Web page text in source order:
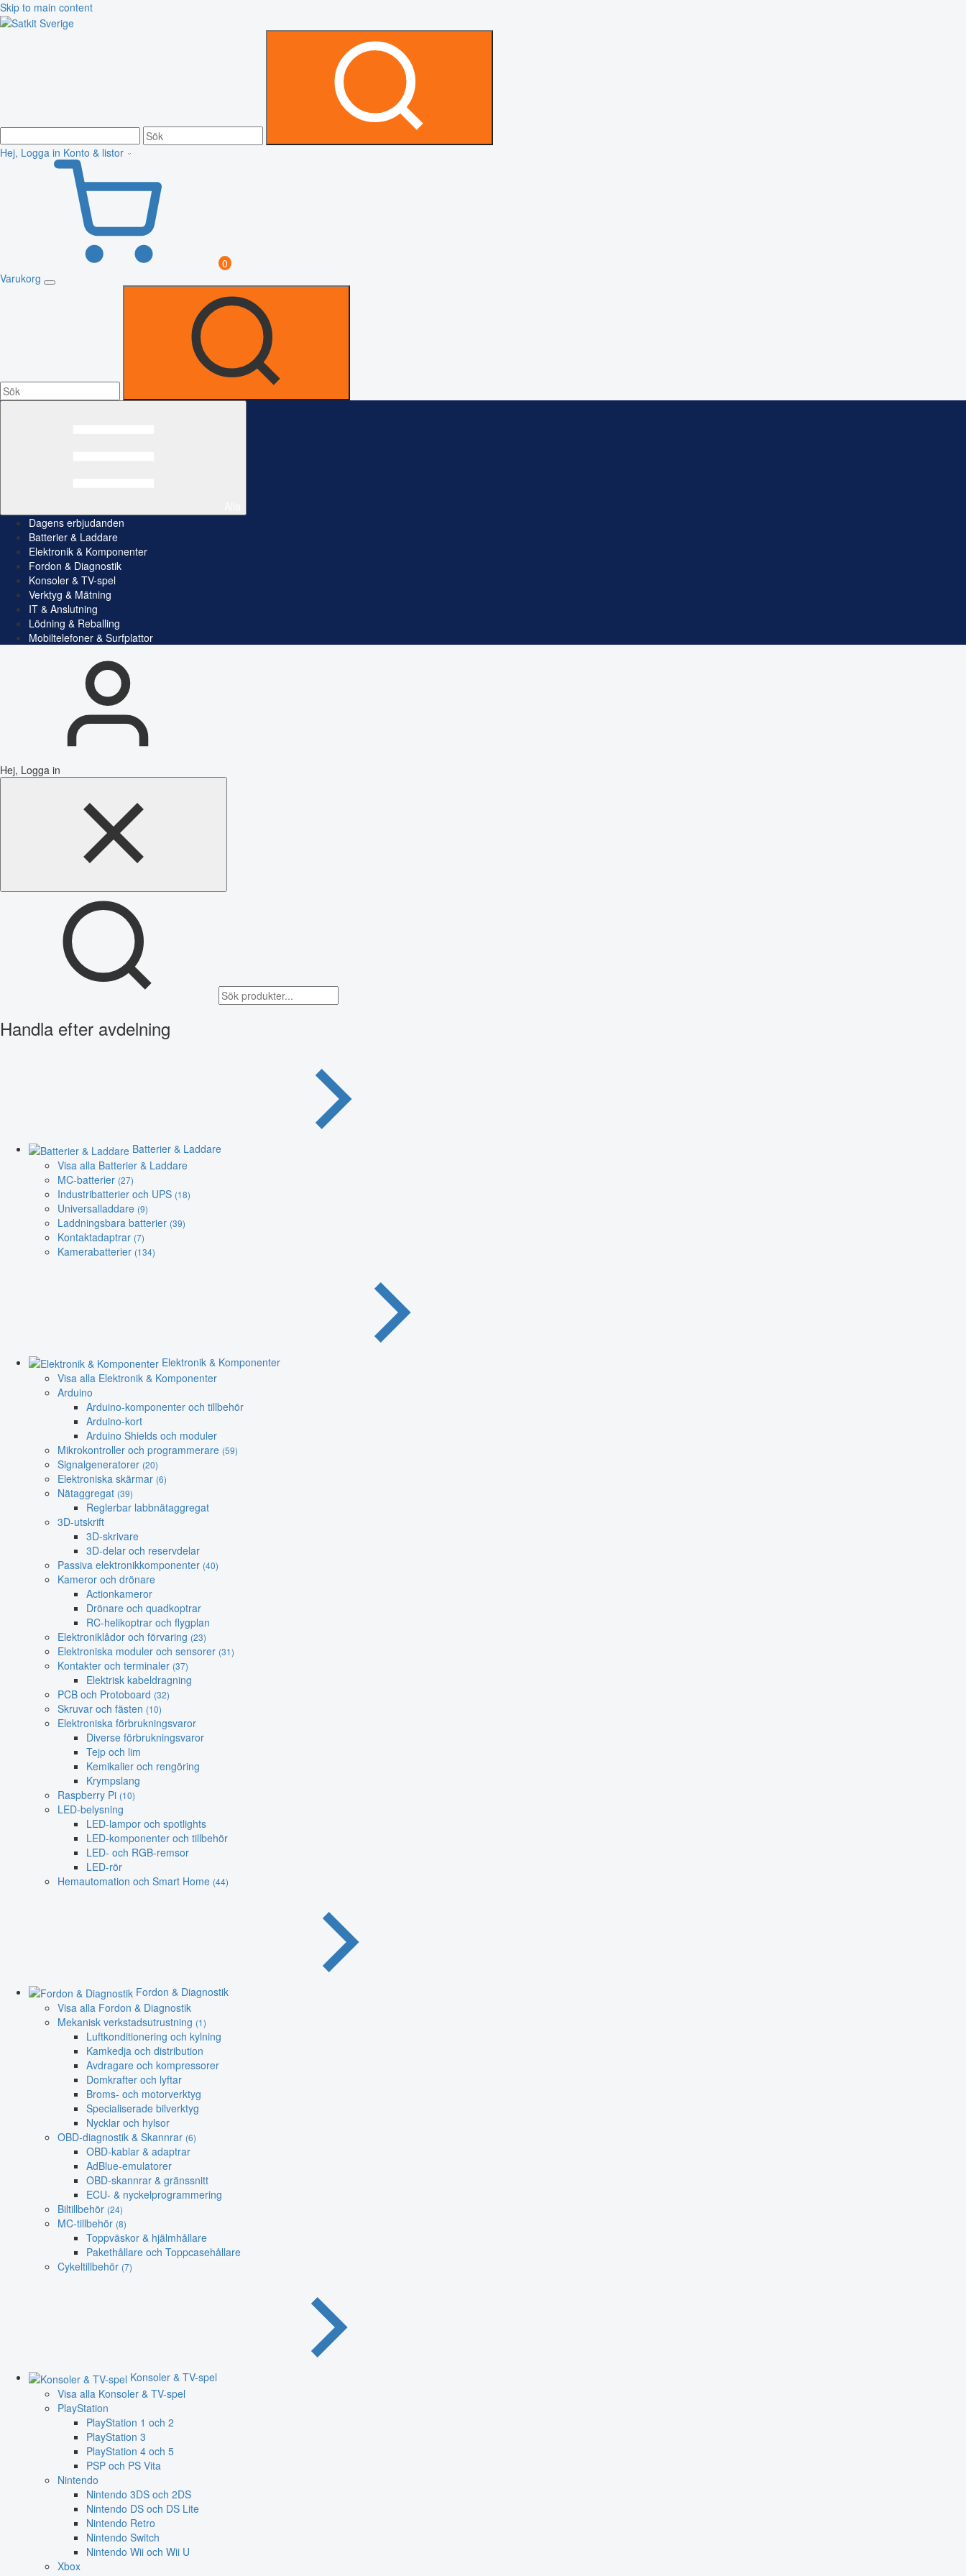
Skip to main content
Hej, Logga in Konto & listor
0
Varukorg
Dagens erbjudanden
Batterier & Laddare
Elektronik & Komponenter
Fordon & Diagnostik
Konsoler & TV-spel
Verktyg & Mätning
IT & Anslutning
Lödning & Reballing
Mobiltelefoner & Surfplattor
Hej, Logga in
Handla efter avdelning
Batterier & Laddare
Visa alla Batterier & Laddare
MC-batterier (27)
Industribatterier och UPS (18)
Universalladdare (9)
Laddningsbara batterier (39)
Kontaktadaptrar (7)
Kamerabatterier (134)
Elektronik & Komponenter
Visa alla Elektronik & Komponenter
Arduino
Arduino-komponenter och tillbehör
Arduino-kort
Arduino Shields och moduler
Mikrokontroller och programmerare (59)
Signalgeneratorer (20)
Elektroniska skärmar (6)
Nätaggregat (39)
Reglerbar labbnätaggregat
3D-utskrift
3D-skrivare
3D-delar och reservdelar
Passiva elektronikkomponenter (40)
Kameror och drönare
Actionkameror
Drönare och quadkoptrar
RC-helikoptrar och flygplan
Elektroniklådor och förvaring (23)
Elektroniska moduler och sensorer (31)
Kontakter och terminaler (37)
Elektrisk kabeldragning
PCB och Protoboard (32)
Skruvar och fästen (10)
Elektroniska förbrukningsvaror
Diverse förbrukningsvaror
Tejp och lim
Kemikalier och rengöring
Krympslang
Raspberry Pi (10)
LED-belysning
LED-lampor och spotlights
LED-komponenter och tillbehör
LED- och RGB-remsor
LED-rör
Hemautomation och Smart Home (44)
Fordon & Diagnostik
Visa alla Fordon & Diagnostik
Mekanisk verkstadsutrustning (1)
Luftkonditionering och kylning
Kamkedja och distribution
Avdragare och kompressorer
Domkrafter och lyftar
Broms- och motorverktyg
Specialiserade bilverktyg
Nycklar och hylsor
OBD-diagnostik & Skannrar (6)
OBD-kablar & adaptrar
AdBlue-emulatorer
OBD-skannrar & gränssnitt
ECU- & nyckelprogrammering
Biltillbehör (24)
MC-tillbehör (8)
Toppväskor & hjälmhållare
Pakethållare och Toppcasehållare
Cykeltillbehör (7)
Konsoler & TV-spel
Visa alla Konsoler & TV-spel
PlayStation
PlayStation 1 och 2
PlayStation 3
PlayStation 4 och 5
PSP och PS Vita
Nintendo
Nintendo 3DS och 2DS
Nintendo DS och DS Lite
Nintendo Retro
Nintendo Switch
Nintendo Wii och Wii U
Xbox